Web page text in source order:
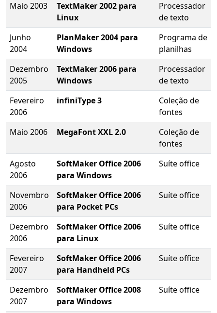
Maio 2003
TextMaker 2002 para
Linux
Processador
de texto
Junho
2004
PlanMaker 2004 para
Windows
Programa de
planilhas
Dezembro
2005
TextMaker 2006 para
Windows
Processador
de texto
Fevereiro
2006
infiniType 3
Coleção de
fontes
Maio 2006
MegaFont XXL 2.0
Coleção de
fontes
Agosto
2006
SoftMaker Office 2006
para Windows
Suíte office
Novembro
2006
SoftMaker Office 2006
para Pocket PCs
Suíte office
Dezembro
2006
SoftMaker Office 2006
para Linux
Suíte office
Fevereiro
2007
SoftMaker Office 2006
para Handheld PCs
Suíte office
Dezembro
2007
SoftMaker Office 2008
para Windows
Suíte office